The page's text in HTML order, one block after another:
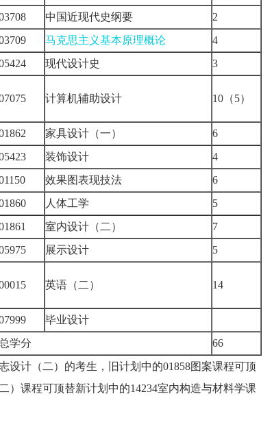
中国近现代史纲要
2
马克思主义基本原理概论
4
现代设计史
3
计算机辅助设计
10（5）
家具设计（一）
6
装饰设计
4
效果图表现技法
6
人体工学
5
室内设计（二）
7
展示设计
5
英语（二）
14
毕业设计
总学分
66
设计（二）的考生，旧计划中的01858图案课程可顶
）课程可顶替新计划中的14234室内构造与材料学课